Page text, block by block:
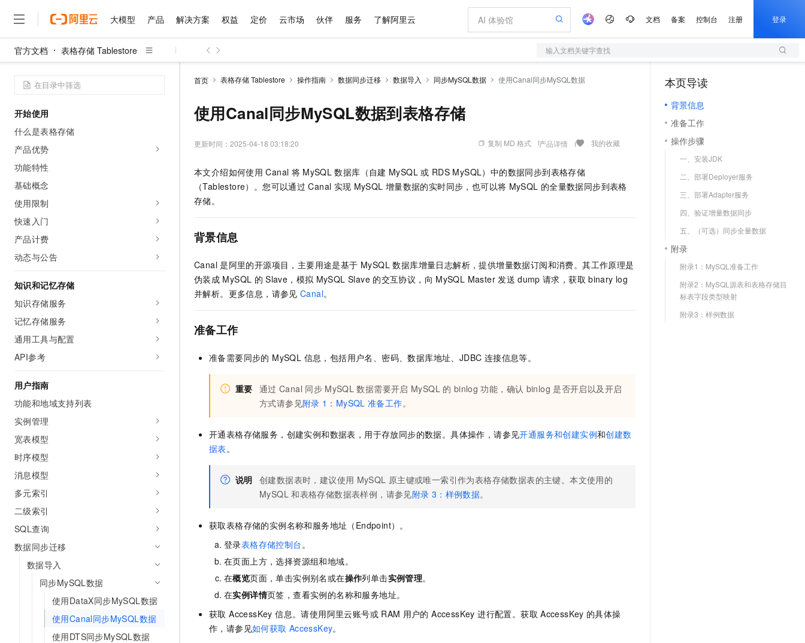
大模型 产品 解决方案 权益 定价 云市场 伙伴 服务 了解阿里云 文档 备案 控制台 注册 登录
官方文档 表格存储 Tablestore 输入文档关键字查找
开始使用
什么是表格存储
产品优势
功能特性
基础概念
使用限制
快速入门
产品计费
动态与公告
知识和记忆存储
知识存储服务
记忆存储服务
通用工具与配置
API参考
用户指南
功能和地域支持列表
实例管理
宽表模型
时序模型
消息模型
多元索引
二级索引
SQL查询
数据同步迁移
数据导入
同步MySQL数据
使用DataX同步MySQL数据
使用Canal同步MySQL数据
使用DTS同步MySQL数据
首页 表格存储 Tablestore 操作指南 数据同步迁移 数据导入 同步MySQL数据 使用Canal同步MySQL数据
使用Canal同步MySQL数据到表格存储
更新时间： 2025-04-18 03:18:20 复制 MD 格式 产品详情 我的收藏
本文介绍如何使用 Canal 将 MySQL 数据库（自建 MySQL 或 RDS MySQL）中的数据同步到表格存储
（Tablestore）。您可以通过 Canal 实现 MySQL 增量数据的实时同步，也可以将 MySQL 的全量数据同步到表格
存储。
背景信息
Canal 是阿里的开源项目，主要用途是基于 MySQL 数据库增量日志解析，提供增量数据订阅和消费。其工作原理是
伪装成 MySQL 的 Slave，模拟 MySQL Slave 的交互协议，向 MySQL Master 发送 dump 请求，获取 binary log
并解析。更多信息，请参见 Canal。
准备工作
准备需要同步的 MySQL 信息，包括用户名、密码、数据库地址、JDBC 连接信息等。
重要 通过 Canal 同步 MySQL 数据需要开启 MySQL 的 binlog 功能，确认 binlog 是否开启以及开启
方式请参见附录 1：MySQL 准备工作。
开通表格存储服务，创建实例和数据表，用于存放同步的数据。具体操作，请参见开通服务和创建实例和创建数
据表。
说明 创建数据表时，建议使用 MySQL 原主键或唯一索引作为表格存储数据表的主键。本文使用的
MySQL 和表格存储数据表样例，请参见附录 3：样例数据。
获取表格存储的实例名称和服务地址（Endpoint）。
登录表格存储控制台。
在页面上方，选择资源组和地域。
在概览页面，单击实例别名或在操作列单击实例管理。
在实例详情页签，查看实例的名称和服务地址。
获取 AccessKey 信息。请使用阿里云账号或 RAM 用户的 AccessKey 进行配置。获取 AccessKey 的具体操
作，请参见如何获取 AccessKey。
本页导读
背景信息
准备工作
操作步骤
一、安装JDK
二、部署Deployer服务
三、部署Adapter服务
四、验证增量数据同步
五、（可选）同步全量数据
附录
附录1：MySQL准备工作
附录2：MySQL源表和表格存储目
标表字段类型映射
附录3：样例数据
大模型
千问AI平台 大模型服务平台百炼
Qwen3.8-Max HOT
智能体时代全能旗舰模型
能看、能想、能动手的多模态智能体模型
Qwen3-VL-Plus
视觉 Coding、空间感知、多模态思考等全面升级
Kimi-K3 NEW
GLM-5.2
1M上下文，专为长程任务能力而生
HappyHorse-1.1-T2V
Wan2.7-T2V
文戏情感细腻自然，动作戏激烈拳拳到肉，实现更强表演能力
语音识别与合成
高表现力语音合成大模型，语音克隆听感自然
个人版上线、团队版降价；千问3.8-Max首发发尝鲜
千问AI平台-模型体验
在线体验全尺寸、多种模态的模型效果
Happy 系列大模型
新一代 AI 视频生成模型，深度适配广告营销等场景
丰富多元化的应用模版和解决方案
大模型服务平台百炼-智能体
灵活可视化地构建企业级 Agent
AI Native 的算法工程平台，一站式完成建模、训练、推理服务部署
面向真实软件的智能体编程平台
万有无界
企业级人与Agent协作平台，接入和调度多个数字员工
云端极速 AI 应用创作平台
大模型解决方案
快速部署 Dify，高效搭建 AI 应用
10 分钟在聊天系统中增加一个 AI 助手
在企业官网、通讯软件中为客户提供 AI 客服
产品
精选产品
计算
容器
存储
网络与CDN
安全
中间件
大数据计算
媒体服务
企业服务与云通信
域名与网站
终端用户计算
Serverless
开发工具
迁移与运维管理
专有云
精选产品
大模型服务与应用平台
多元化、高性能、安全可靠的大模型服务
无影云电脑
随时随地安全接入的云上超级电脑
云解析DNS
云原生大数据计算服务 MaxCompute
提供智能易用的域名与建站服务
人工智能平台 PAI
一站式AI开发、训练和推理服务
全托管，含MySQL、PostgreSQL、SQL Server、MariaDB多引擎
Qoder
面向真实软件的智能体编程平台
轻量应用服务器
数字证书管理服务（原SSL证书）
实现全站HTTPS，呈现可信的WEB访问
解决方案
精选解决方案
互联网应用开发
大数据
安全
网络
可观测
上云与迁云
企业出海
精选解决方案
企业级Agent产品，直接交付可用成果
HappyHorse 打造一站式影视创作平台
可视化编排打通从文字构思到成片全链路闭环
快速拥有专属 OpenClaw
上传文档即自动完成翻译和格式还原
Hermes Agent，打造自进化智能体
自主进化，持久记忆，越用越聪明
轻松解锁专属 DeepSeek-V4-Pro
5 分钟轻松部署专属 QwenPaw
一句话生成原生可编辑精美 PPT 文稿
输入一句话想法, 轻松生成专业的 PPT
一键部署幻兽帕鲁游戏服务器
一键购买专属联机服务器，轻松开启游戏
漫剧工坊：一站式动画创作平台
快速生产连贯的高质量长漫剧
高效部署网站，快速应用到小程序
权益 普惠上云
云服务器38元/年起，超值低价云产品抢先购
推荐新用户得奖励，单订单最高返9万
云工开物
高校专属算力普惠，学生认证享300元代金券
解决方案免费试用 新老同享
AI 产品 免费试用
1亿+ 大模型 tokens 和 30+ 款产品免费体验
产品新客免费试用，最长12个月
大模型ACA认证体验
助力企业全员 AI 认知与能力提升
AI 特惠
至高享 1亿+免费 tokens，加速 Al 应用落地
Token Plan 模型订阅计划
Qwen3.8-Max 首发尝鲜，限时加量 10 倍，夜间低至2折
Night Plan 支持 Qwen 3.8-Max NEW
AI 场景体验
从图文生成到视频创作，一键激活电商全链路生产力
AI 广告创作
图文、视频一站生成，高效打造优质广告素材
AI 办公
AI 活动
AI 生产力先锋
先锋实践拓展 AI 生产力的边界
飞天发布时刻
所见，即是所愿
从基础到进阶，Agent 创客手把手教你
覆盖90%+业务场景，专享组合折扣价
精选AI产品，从模型到应用全链提效
AI 用量加速计划
定价 产品定价
了解云产品的定价详情
云上成本管理
管理和优化成本
价格计算器
自助选配和估算价格
价格优势
配置报价器
阿里云 OPC 创新助力计划
Token 补贴，五大权
益加速 OPC 成功
云市场 精选商城
多端小程序
观测云
Tuya 物联网平台阿里云版
电子合同
畅捷通
Tableau 订阅
开发者生态解决方案
AI 开发和 AI 应用解决方案
数据与 API
手机三要素
OCR 文字识别
企业应用
400电话
广告营销
基础软件
JAVA
Ubuntu
Red Hat
定制建站
定制小程序
建站系统
专业服务
伙伴 成为销售伙伴
咨询伙伴
销售伙伴合作计划
无影生态合作计划
Salesforce On Alibaba Cloud
Consulting Partner 合作计划
成为产品伙伴
产品生态伙伴
产品伙伴合作计划
云网络合作计划
服务生态伙伴
服务伙伴合作计划
Al MaaS 服务伙伴赋能合作
伙伴信用分合作计划
更多支持
合作伙伴培训与认证
查询合作伙伴
登录合作伙伴管理后台
服务 售前咨询
售后服务
自助服务
在线服务
工单服务
企业增值服务
专家技术服务
企业成长
服务实践
阿里云认证
信息公告
官网公告
开发者社区
了解阿里云 为什么选择阿里云
技术领先
分析师报告
研究报告与白皮书
天池大赛
AI 算法大赛
云开发大赛
最佳实践
云上奥运之旅
看见新力量
市场活动
魔搭 ModelScope
云工开物
加入我们
校园招聘